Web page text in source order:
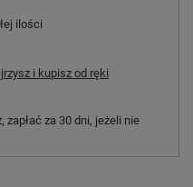
ilości
i kupisz od ręki
zapłać za 30 dni, jeżeli nie